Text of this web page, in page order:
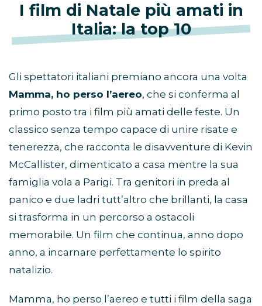
I film di Natale più amati in
Italia: la top 10
Gli spettatori italiani premiano ancora una volta
Mamma, ho perso l’aereo, che si conferma al
primo posto tra i film più amati delle feste. Un
classico senza tempo capace di unire risate e
tenerezza, che racconta le disavventure di Kevin
McCallister, dimenticato a casa mentre la sua
famiglia vola a Parigi. Tra genitori in preda al
panico e due ladri tutt’altro che brillanti, la casa
si trasforma in un percorso a ostacoli
memorabile. Un film che continua, anno dopo
anno, a incarnare perfettamente lo spirito
natalizio.
Mamma, ho perso l’aereo e tutti i film della saga